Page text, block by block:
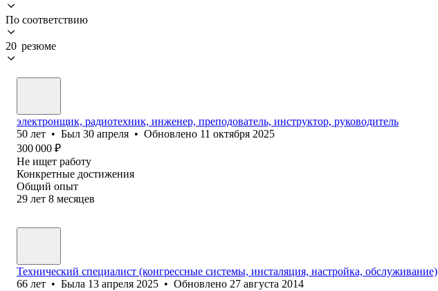
По соответствию
20 резюме
электронщик, радиотехник, инженер, преподователь, инструктор, руководитель
50 лет • Был 30 апреля • Обновлено 11 октября 2025
300 000 ₽
Не ищет работу
Конкретные достижения
Общий опыт
29 лет 8 месяцев
Технический специалист (конгрессные системы, инсталяция, настройка, обслуживание)
66 лет • Была 13 апреля 2025 • Обновлено 27 августа 2014